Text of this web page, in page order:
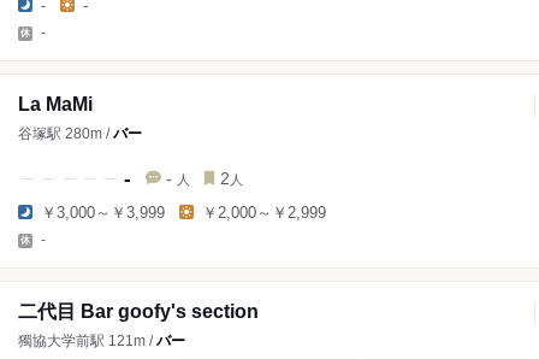
- -
-
La MaMi
谷塚駅 280m /バー
- - 人 2 人
￥3,000～￥3,999 ￥2,000～￥2,999
-
二代目 Bar goofy's section
獨協大学前駅 121m /バー